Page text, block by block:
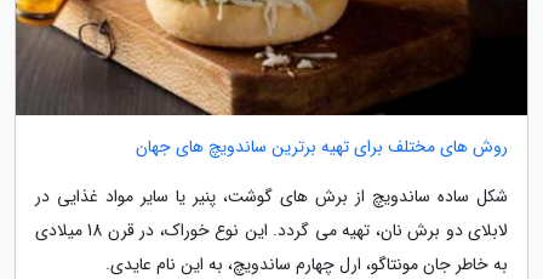
روش های مختلف برای تهیه برترین ساندویچ های جهان
شکل ساده ساندویچ از برش های گوشت، پنیر یا سایر مواد غذایی در
لابلای دو برش نان، تهیه می گردد. این نوع خوراک، در قرن 18 میلادی
به خاطر جان مونتاگو، ارل چهارم ساندویچ، به این نام عایدی.